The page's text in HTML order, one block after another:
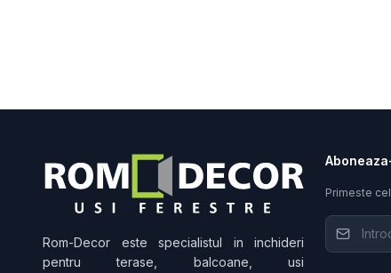
Rom-Decor este specialistul in inchideri
pentru terase, balcoane, usi
Primeste